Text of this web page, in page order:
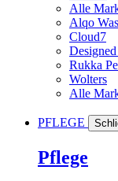
Alle
Alqo
Cloud7
Rukka
Wolters
Alle
PFLEGE
Pflege